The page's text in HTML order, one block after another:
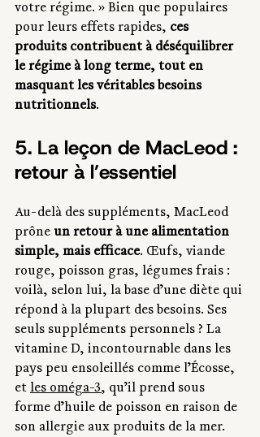
votre régime. » Bien que populaires
pour leurs effets rapides, ces
produits contribuent à déséquilibrer
le régime à long terme, tout en
masquant les véritables besoins
nutritionnels.
5. La leçon de MacLeod :
retour à l’essentiel
Au-delà des suppléments, MacLeod
prône un retour à une alimentation
simple, mais efficace. Œufs, viande
rouge, poisson gras, légumes frais :
voilà, selon lui, la base d’une diète qui
répond à la plupart des besoins. Ses
seuls suppléments personnels ? La
vitamine D, incontournable dans les
pays peu ensoleillés comme l’Écosse,
et les oméga-3, qu’il prend sous
forme d’huile de poisson en raison de
son allergie aux produits de la mer.